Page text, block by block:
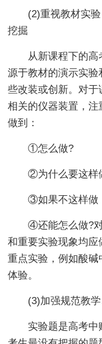
(2)重视教材实验
挖掘
从新课程下的高
源于教材的演示实
些改装或创新。对于
相关的仪器装置，
做到：
①怎么做?
②为什么要这样
③如果不这样做
④还能怎么做?对
和重要实验现象均
重点实验，例如酸
体验。
(3)加强规范教学
实验题是高考中